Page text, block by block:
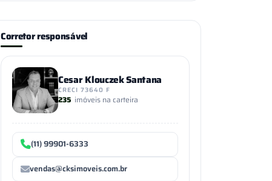
Corretor responsável
Cesar Klouczek Santana
CRECI 73640 F
235 imóveis na carteira
(11) 99901-6333
vendas@cksimoveis.com.br